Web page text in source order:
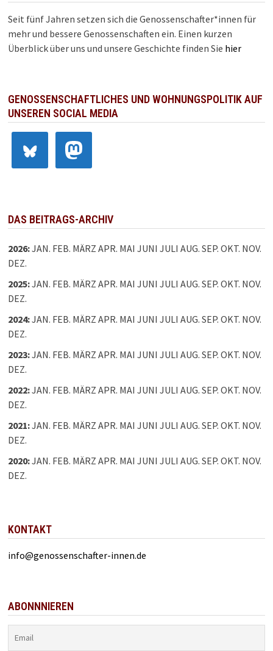
Seit fünf Jahren setzen sich die Genossenschafter*innen für
mehr und bessere Genossenschaften ein. Einen kurzen
Überblick über uns und unsere Geschichte finden Sie hier
GENOSSENSCHAFTLICHES UND WOHNUNGSPOLITIK AUF
UNSEREN SOCIAL MEDIA
DAS BEITRAGS-ARCHIV
2026:JAN. FEB. MÄRZ APR. MAI JUNI JULI AUG. SEP. OKT. NOV.
DEZ.
2025:JAN. FEB. MÄRZ APR. MAI JUNI JULI AUG. SEP. OKT. NOV.
DEZ.
2024:JAN. FEB. MÄRZ APR. MAI JUNI JULI AUG. SEP. OKT. NOV.
DEZ.
2023:JAN. FEB. MÄRZ APR. MAI JUNI JULI AUG. SEP. OKT. NOV.
DEZ.
2022:JAN. FEB. MÄRZ APR. MAI JUNI JULI AUG. SEP. OKT. NOV.
DEZ.
2021:JAN. FEB. MÄRZ APR. MAI JUNI JULI AUG. SEP. OKT. NOV.
DEZ.
2020:JAN. FEB. MÄRZ APR. MAI JUNI JULI AUG. SEP. OKT. NOV.
DEZ.
KONTAKT
info@genossenschafter-innen.de
ABONNNIEREN